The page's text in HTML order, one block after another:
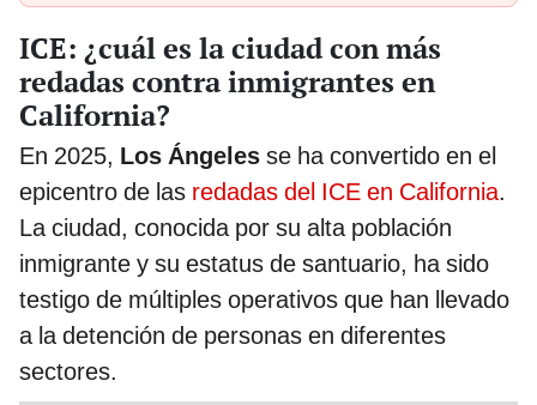
ICE: ¿cuál es la ciudad con más
redadas contra inmigrantes en
California?
En 2025, Los Ángeles se ha convertido en el
epicentro de las redadas del ICE en California.
La ciudad, conocida por su alta población
inmigrante y su estatus de santuario, ha sido
testigo de múltiples operativos que han llevado
a la detención de personas en diferentes
sectores.